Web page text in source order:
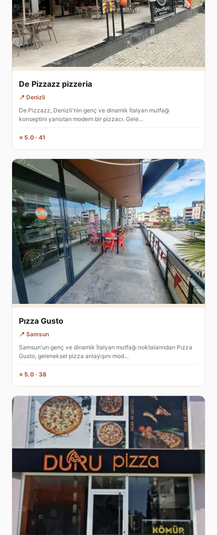
De Pizzazz pizzeria
📍 Denizli
De Pizzazz, Denizli'nin genç ve dinamik İtalyan mutfağı
konseptini yansıtan modern bir pizzacı. Gele…
⭐ 5.0 · 41
Pızza Gusto
📍 Samsun
Samsun'un genç ve dinamik İtalyan mutfağı noktalarından Pızza
Gusto, geleneksel pizza anlayışını mod…
⭐ 5.0 · 38